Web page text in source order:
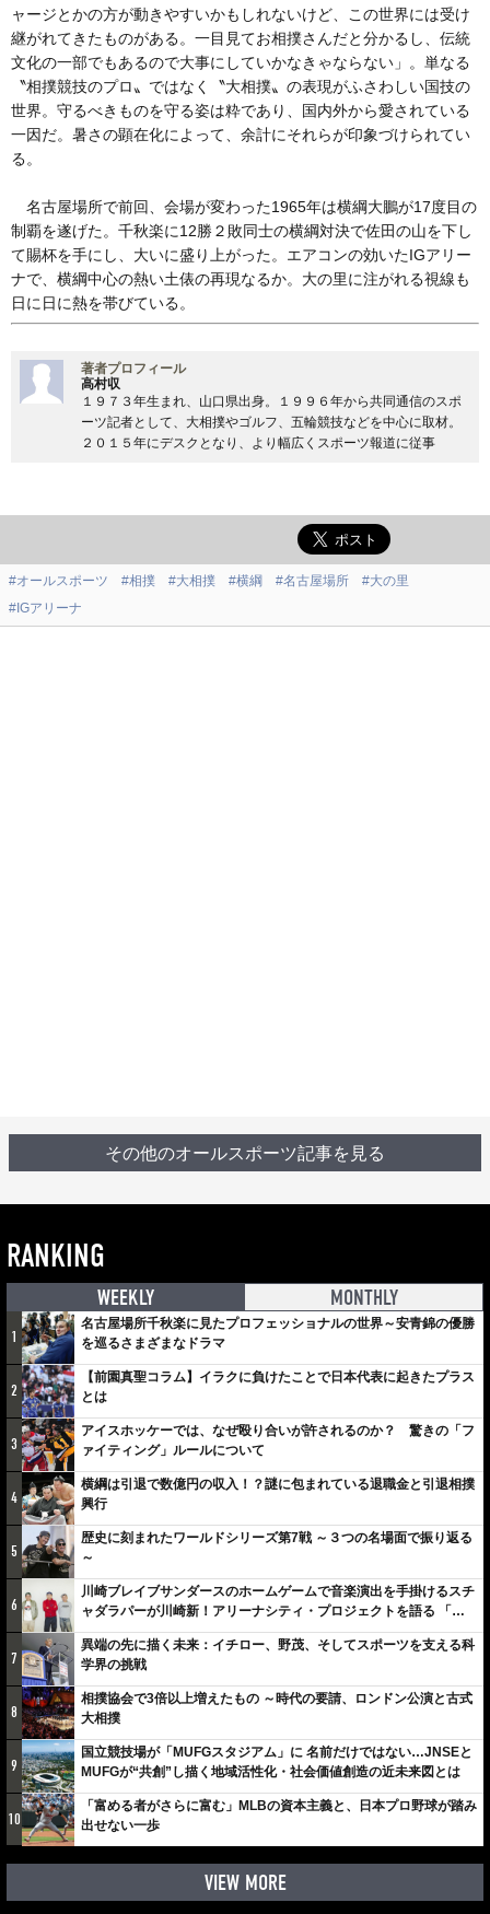
ャージとかの方が動きやすいかもしれないけど、この世界には受け
継がれてきたものがある。一目見てお相撲さんだと分かるし、伝統
文化の一部でもあるので大事にしていかなきゃならない」。単なる
〝相撲競技のプロ〟ではなく〝大相撲〟の表現がふさわしい国技の
世界。守るべきものを守る姿は粋であり、国内外から愛されている
一因だ。暑さの顕在化によって、余計にそれらが印象づけられてい
る。
名古屋場所で前回、会場が変わった1965年は横綱大鵬が17度目の
制覇を遂げた。千秋楽に12勝２敗同士の横綱対決で佐田の山を下し
て賜杯を手にし、大いに盛り上がった。エアコンの効いたIGアリー
ナで、横綱中心の熱い土俵の再現なるか。大の里に注がれる視線も
日に日に熱を帯びている。
著者プロフィール
高村収
１９７３年生まれ、山口県出身。１９９６年から共同通信のスポ
ーツ記者として、大相撲やゴルフ、五輪競技などを中心に取材。
２０１５年にデスクとなり、より幅広くスポーツ報道に従事
#オールスポーツ #相撲 #大相撲 #横綱 #名古屋場所
#大の里
#IGアリーナ
その他のオールスポーツ記事を見る
RANKING
WEEKLY MONTHLY
1
名古屋場所千秋楽に見たプロフェッショナルの世界～安青錦の優勝
を巡るさまざまなドラマ
2
【前園真聖コラム】イラクに負けたことで日本代表に起きたプラス
とは
3
アイスホッケーでは、なぜ殴り合いが許されるのか？ 驚きの「フ
ァイティング」ルールについて
4
横綱は引退で数億円の収入！？謎に包まれている退職金と引退相撲
興行
5
歴史に刻まれたワールドシリーズ第7戦 ～３つの名場面で振り返る
～
6
川崎ブレイブサンダースのホームゲームで音楽演出を手掛けるスチ
ャダラパーが川崎新！アリーナシティ・プロジェクトを語る 「楽
しみでしかないでしょ。川崎は、ずっと成長曲線だから」
7
異端の先に描く未来：イチロー、野茂、そしてスポーツを支える科
学界の挑戦
8
相撲協会で3倍以上増えたもの ～時代の要請、ロンドン公演と古式
大相撲
9
国立競技場が「MUFGスタジアム」に 名前だけではない…JNSEと
MUFGが“共創”し描く地域活性化・社会価値創造の近未来図とは
10
「富める者がさらに富む」MLBの資本主義と、日本プロ野球が踏み
出せない一歩
VIEW MORE